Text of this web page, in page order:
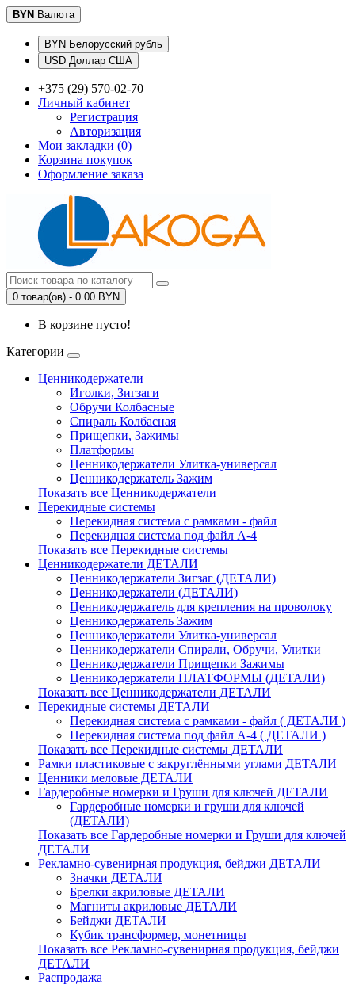
BYN Валюта
BYN Белорусский рубль
USD Доллар США
+375 (29) 570-02-70
Личный кабинет
Регистрация
Авторизация
Мои закладки (0)
Корзина покупок
Оформление заказа
0 товар(ов) - 0.00 BYN
В корзине пусто!
Категории
Ценникодержатели
Иголки, Зигзаги
Обручи Колбасные
Cпираль Колбасная
Прищепки, Зажимы
Платформы
Ценникодержатели Улитка-универсал
Ценникодержатель Зажим
Показать все Ценникодержатели
Перекидные системы
Перекидная система с рамками - файл
Перекидная система под файл А-4
Показать все Перекидные системы
Ценникодержатели ДЕТАЛИ
Ценникодержатели Зигзаг (ДЕТАЛИ)
Ценникодержатели (ДЕТАЛИ)
Ценникодержатель для крепления на проволоку
Ценникодержатель Зажим
Ценникодержатели Улитка-универсал
Ценникодержатели Спирали, Обручи, Улитки
Ценникодержатели Прищепки Зажимы
Ценникодержатели ПЛАТФОРМЫ (ДЕТАЛИ)
Показать все Ценникодержатели ДЕТАЛИ
Перекидные системы ДЕТАЛИ
Перекидная система с рамками - файл ( ДЕТАЛИ )
Перекидная система под файл А-4 ( ДЕТАЛИ )
Показать все Перекидные системы ДЕТАЛИ
Рамки пластиковые c закруглёнными углами ДЕТАЛИ
Ценники меловые ДЕТАЛИ
Гардеробные номерки и Груши для ключей ДЕТАЛИ
Гардеробные номерки и груши для ключей
(ДЕТАЛИ)
Показать все Гардеробные номерки и Груши для ключей
ДЕТАЛИ
Рекламно-сувенирная продукция, бейджи ДЕТАЛИ
Значки ДЕТАЛИ
Брелки акриловые ДЕТАЛИ
Магниты акриловые ДЕТАЛИ
Бейджи ДЕТАЛИ
Кубик трансформер, монетницы
Показать все Рекламно-сувенирная продукция, бейджи
ДЕТАЛИ
Распродажа